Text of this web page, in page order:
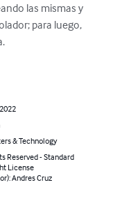
las mismas y
para luego,
& Technology
Reserved - Standard
License
Andres Cruz